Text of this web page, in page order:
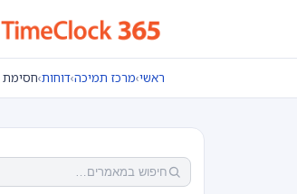
ראשי›מרכז תמיכה›דוחות›חסימת